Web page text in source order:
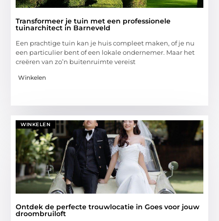
Transformeer je tuin met een professionele
tuinarchitect in Barneveld
Een prachtige tuin kan je huis compleet maken, of je nu
een particulier bent of een lokale ondernemer. Maar het
creëren van zo’n buitenruimte vereist
Winkelen
WINKELEN
Ontdek de perfecte trouwlocatie in Goes voor jouw
droombruiloft